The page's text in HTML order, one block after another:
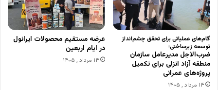
گام‌های عملیاتی برای تحقق چشم‌انداز
توسعه زیرساختی؛
ضرب‌الاجل مدیرعامل سازمان
منطقه آزاد انزلی برای تکمیل
پروژه‌های عمرانی
۱۴ مرداد , ۱۴۰۵
عرضه مستقیم محصولات ایرانول
در ایام اربعین
۱۴ مرداد , ۱۴۰۵